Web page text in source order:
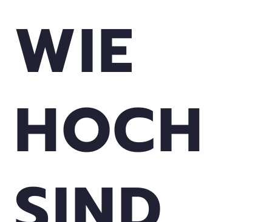
WIE
HOCH